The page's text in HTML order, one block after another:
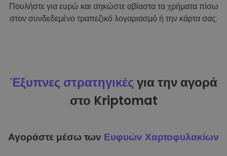
Πουλήστε για ευρώ και σηκώστε αβίαστα τα χρήματα πίσω
στον συνδεδεμένο τραπεζικό λογαριασμό ή την κάρτα σας.
Έξυπνες στρατηγικέςγια την αγορά
στο Kriptomat
Αγοράστε μέσω των Ευφυών Χαρτοφυλακίων